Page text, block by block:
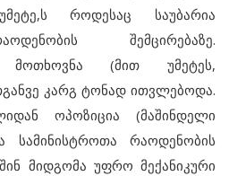
როდესაც საუბარია
შემცირებაზე.
(მით უმეტეს,
კარგ ტონად ითვლებოდა.
ოპოზიცია (მაშინდელი
სამინისტროთა რაოდენობის
მიდგომა უფრო მექანიკური